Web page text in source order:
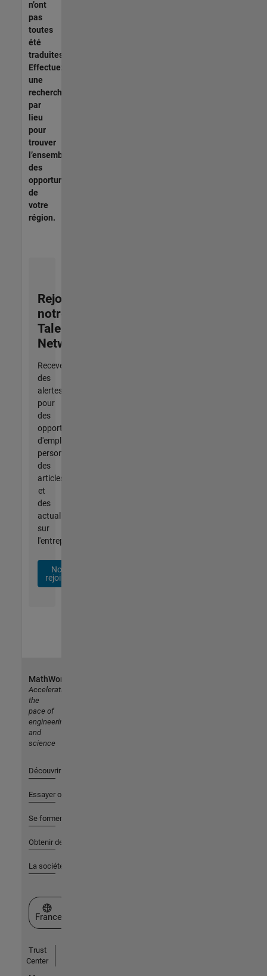
n’ont
pas
toutes
été
traduites.
Effectuez
une
recherche
par
lieu
pour
trouver
l’ensemble
des
opportunités
de
votre
région.
Rejoignez
notre
Talent
Network
Recevez
des
alertes
pour
des
opportunités
d'emploi
personnalisées,
des
articles
et
des
actualités
sur
l'entreprise.
Nous
rejoindre
MathWorks
Accelerating
the
pace of
engineering
and
science
Découvrir les produits
Essayer ou acheter
Se former
Obtenir de l'aide
La société
Sélectionner un site web
France
Trust
Center